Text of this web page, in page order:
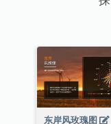
东岸风玫瑰图